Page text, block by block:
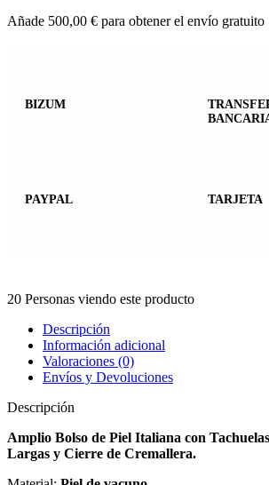
Añade 500,00 € para obtener el envío gratuito
BIZUM
PAYPAL TARJETA
20 Personas viendo este producto
Descripción
Información adicional
Valoraciones (0)
Envíos y Devoluciones
Descripción
Amplio Bolso de Piel Italiana con
Largas y Cierre de Cremallera.